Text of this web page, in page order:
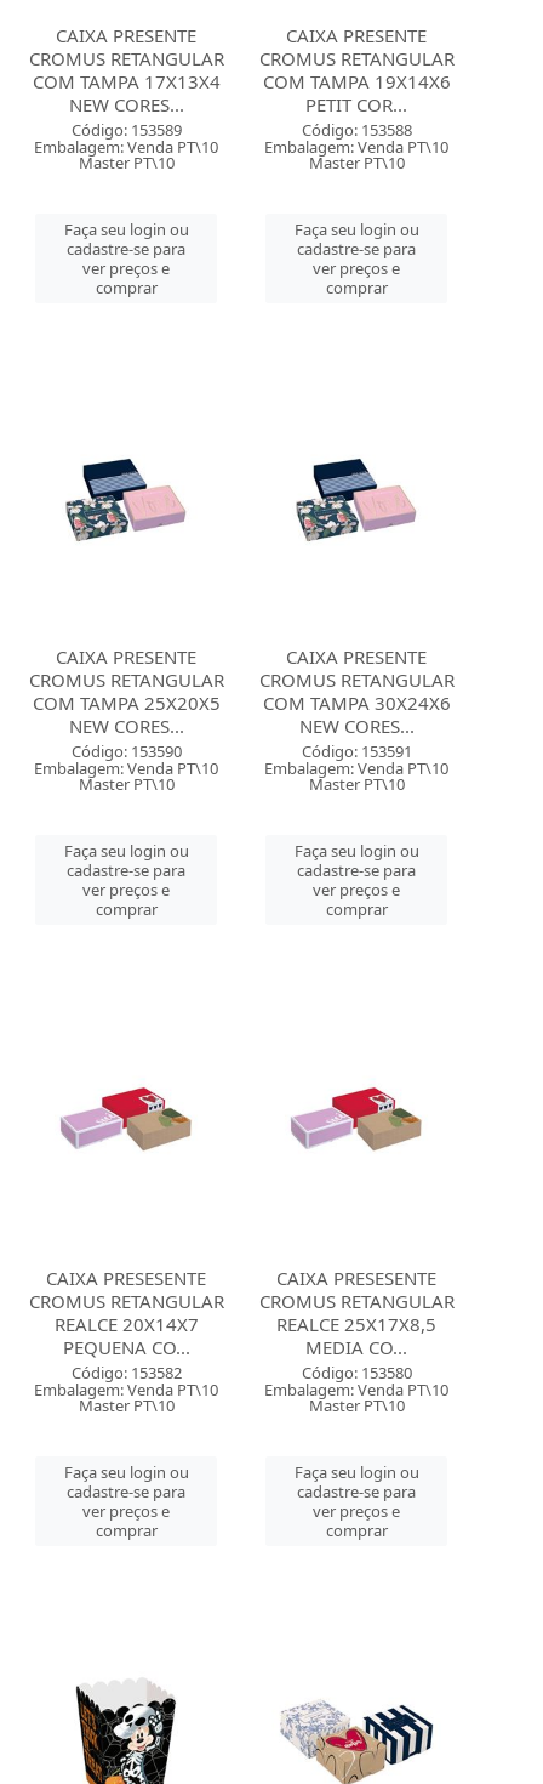
CAIXA PRESENTE
CROMUS RETANGULAR
COM TAMPA 17X13X4
NEW CORES...
Código: 153589
Embalagem: Venda PT\10
Master PT\10
Faça seu login ou
cadastre-se para
ver preços e
comprar
CAIXA PRESENTE
CROMUS RETANGULAR
COM TAMPA 19X14X6
PETIT COR...
Código: 153588
Embalagem: Venda PT\10
Master PT\10
Faça seu login ou
cadastre-se para
ver preços e
comprar
CAIXA PRESENTE
CROMUS RETANGULAR
COM TAMPA 25X20X5
NEW CORES...
Código: 153590
Embalagem: Venda PT\10
Master PT\10
Faça seu login ou
cadastre-se para
ver preços e
comprar
CAIXA PRESENTE
CROMUS RETANGULAR
COM TAMPA 30X24X6
NEW CORES...
Código: 153591
Embalagem: Venda PT\10
Master PT\10
Faça seu login ou
cadastre-se para
ver preços e
comprar
CAIXA PRESESENTE
CROMUS RETANGULAR
REALCE 20X14X7
PEQUENA CO...
Código: 153582
Embalagem: Venda PT\10
Master PT\10
Faça seu login ou
cadastre-se para
ver preços e
comprar
CAIXA PRESESENTE
CROMUS RETANGULAR
REALCE 25X17X8,5
MEDIA CO...
Código: 153580
Embalagem: Venda PT\10
Master PT\10
Faça seu login ou
cadastre-se para
ver preços e
comprar